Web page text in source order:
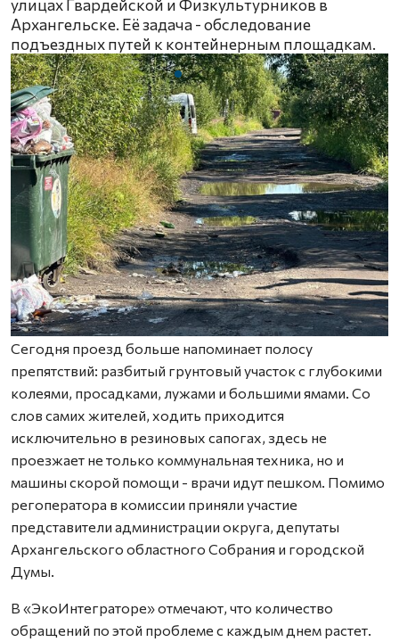
улицах Гвардейской и Физкультурников в
Архангельске. Её задача - обследование
подъездных путей к контейнерным площадкам.
Сегодня проезд больше напоминает полосу
препятствий: разбитый грунтовый участок с глубокими
колеями, просадками, лужами и большими ямами. Со
слов самих жителей, ходить приходится
исключительно в резиновых сапогах, здесь не
проезжает не только коммунальная техника, но и
машины скорой помощи - врачи идут пешком. Помимо
регоператора в комиссии приняли участие
представители администрации округа, депутаты
Архангельского областного Собрания и городской
Думы.
В «ЭкоИнтеграторе» отмечают, что количество
обращений по этой проблеме с каждым днем растет.